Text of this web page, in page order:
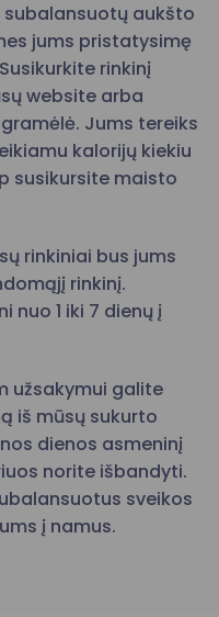
subalansuotų aukšto
jums pristatysimę
rinkinį
website arba
Jums tereiks
kalorijų kiekiu
susikursite maisto
rinkiniai bus jums
rinkinį.
nuo 1 iki 7 dienų į
užsakymui galite
iš mūsų sukurto
dienos asmeninį
norite išbandyti.
sveikos
į namus.